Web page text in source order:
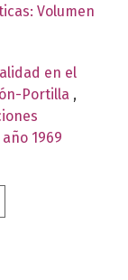
Volumen
en el
Portilla ,
1969